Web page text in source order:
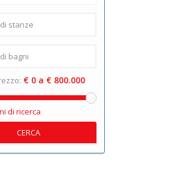
€ 0 a € 800.000
di ricerca
CERCA